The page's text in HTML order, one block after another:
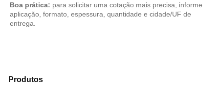
Boa prática: para solicitar uma cotação mais precisa, informe
aplicação, formato, espessura, quantidade e cidade/UF de
entrega.
Produtose encontre o produto mais indicado para sua